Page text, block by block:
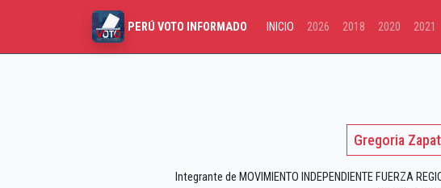
PERÚ VOTO INFORMADO INICIO 2026 2018 2020 2021
Gregoria
Integrante de MOVIMIENTO INDEPENDIENTE FUERZA